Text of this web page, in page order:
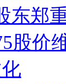
东郑
股价